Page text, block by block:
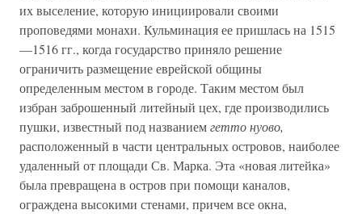
их выселение, которую инициировали своими
проповедями монахи. Кульминация ее пришлась на 1515
—1516 гг., когда государство приняло решение
ограничить размещение еврейской общины
определенным местом в городе. Таким местом был
избран заброшенный литейный цех, где производились
пушки, известный под названиемгетто нуово,
расположенный в части центральных островов, наиболее
удаленный от площади Св. Марка. Эта «новая литейка»
была превращена в остров при помощи каналов,
ограждена высокими стенами, причем все окна,